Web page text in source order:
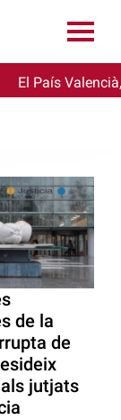
El País
de la
de
als jutjats